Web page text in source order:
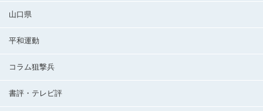
山口県
平和運動
コラム狙撃兵
書評・テレビ評